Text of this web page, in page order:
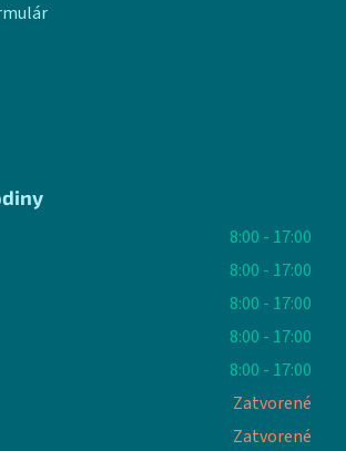
8:00 - 17:00
8:00 - 17:00
8:00 - 17:00
8:00 - 17:00
8:00 - 17:00
Zatvorené
Zatvorené